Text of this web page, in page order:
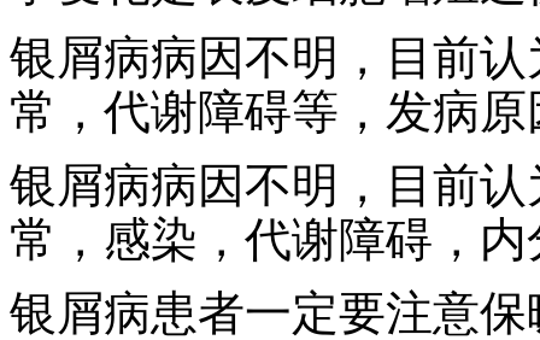
银屑病病因不明，目前
常，代谢障碍等，发病
银屑病病因不明，目前
常，感染，代谢障碍，
银屑病患者一定要注意保